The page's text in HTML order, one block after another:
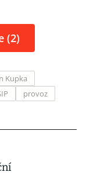
(2)
Kupka
provoz